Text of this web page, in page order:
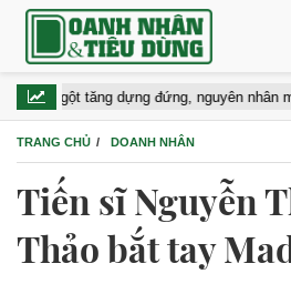
tăng dựng đứng, nguyên nhân một phần
TRANG CHỦ DOANH NHÂN
Tiến sĩ Nguyễn
Thảo bắt tay